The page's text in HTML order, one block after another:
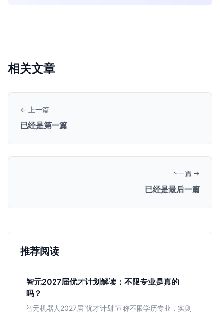
相关文章
← 上一篇
已经是第一篇
下一篇 →
已经是最后一篇
推荐阅读
智元2027届优才计划解读：不限专业是真的
吗？
智元机器人2027届“优才计划”宣称不限学历专业，实则